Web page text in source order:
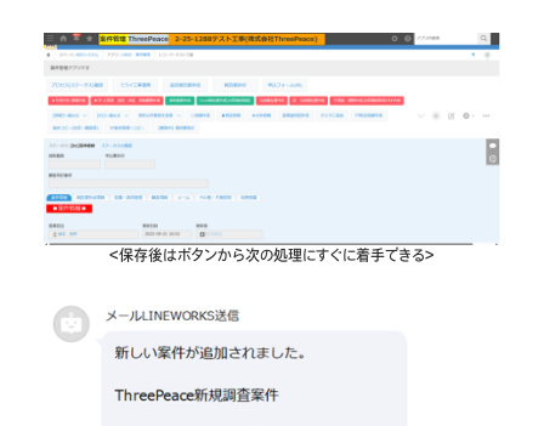
＜保存後はボタンから次の処理にすぐに着手できる＞